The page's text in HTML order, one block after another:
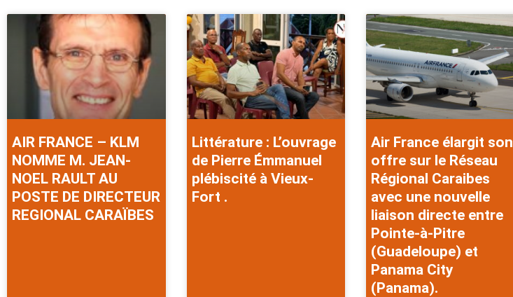
AIR FRANCE – KLM
NOMME M. JEAN-
NOEL RAULT AU
POSTE DE DIRECTEUR
REGIONAL CARAÏBES
Littérature : L’ouvrage
de Pierre Émmanuel
plébiscité à Vieux-
Fort .
Air France élargit son
offre sur le Réseau
Régional Caraibes
avec une nouvelle
liaison directe entre
Pointe-à-Pitre
(Guadeloupe) et
Panama City
(Panama).